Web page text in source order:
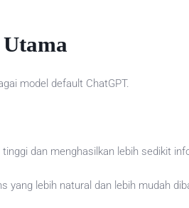
model default ChatGPT.
dan menghasilkan lebih sedikit
yang lebih natural dan lebih mudah